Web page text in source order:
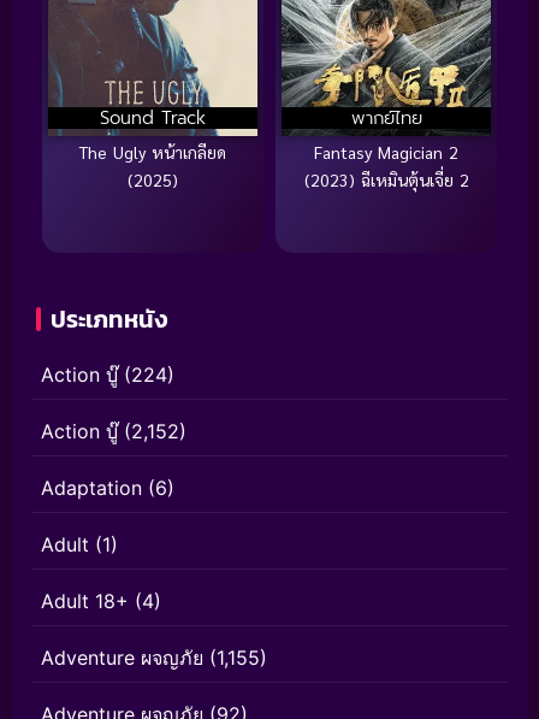
Sound Track
The Ugly หน้าเกลียด
(2025)
พากย์ไทย
Fantasy Magician 2
(2023) ฉีเหมินตุ้นเจี่ย 2
ประเภทหนัง
Action บู๊(224)
Action บู๊(2,152)
Adaptation (6)
Adult (1)
Adult 18+ (4)
Adventure ผจญภัย (1,155)
Adventure ผจญภัย (92)